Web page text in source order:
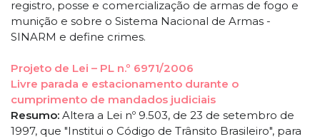
registro, posse e comercialização de armas de fogo e
munição e sobre o Sistema Nacional de Armas -
SINARM e define crimes.
Projeto de Lei – PL n.º 6971/2006
Livre parada e estacionamento durante o
cumprimento de mandados judiciais
Resumo: Altera a Lei nº 9.503, de 23 de setembro de
1997, que "Institui o Código de Trânsito Brasileiro", para